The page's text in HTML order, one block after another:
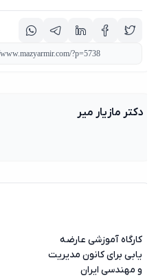
دکتر مازیار میر
کارگاه آموزشی عارضه
یابی برای کانون مدیریت
و مهندسی ایران